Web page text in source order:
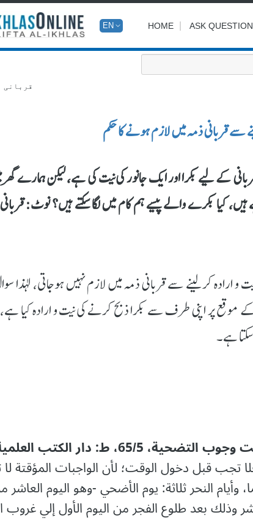
EN HOME ASK QUESTION
قربانی
سے قربانی ذمہ میں لازم ہونے کا حکم
لیے بکرا اور ایک جانور کی نیت کی ہے، لیکن ہمارے گھر
کیا بکرے والے پیسے ہم کام میں لگاسکتے ہیں؟ نوٹ:
ارادہ کرلینے سے قربانی ذمہ میں لازم نہیں ہوجاتی، لہذا
پر اپنی طرف سے بکرا ذبح کرنے کی نیت و ارادہ کیا
ہے۔
5، ط: دار الكتب العلمية)
تجب قبل دخول الوقت؛ لأن الواجبات المؤقتة
وأيام النحر ثلاثة: يوم الأضحي -وهو اليوم
وذلك بعد طلوع الفجر من اليوم الأول إلي